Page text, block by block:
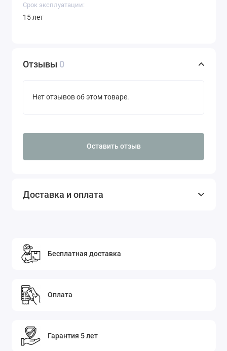
Срок эксплуатации:
15 лет
Отзывы 0
Нет отзывов об этом товаре.
Оставить отзыв
Доставка и оплата
Бесплатная доставка
Оплата
Гарантия 5 лет